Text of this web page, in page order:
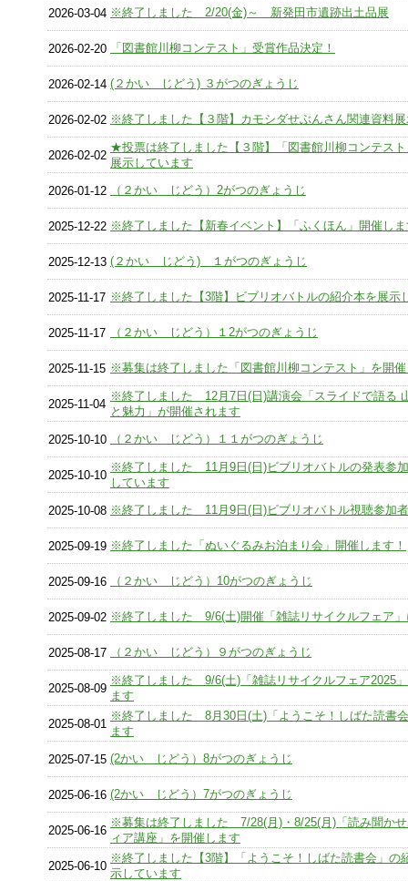
2026-03-04 ※終了しました 2/20(金)～ 新発田市遺跡出土品展
2026-02-20 「図書館川柳コンテスト」受賞作品決定！
2026-02-14 (２かい じどう) ３がつのぎょうじ
2026-02-02 ※終了しました【３階】カモシダせぶんさん関連資料
2026-02-02
★投票は終了しました【３階】「図書館川柳コンテス
展示しています
2026-01-12 （２かい じどう）2がつのぎょうじ
2025-12-22 ※終了しました【新春イベント】「ふくほん」開催し
2025-12-13 (２かい じどう) １がつのぎょうじ
2025-11-17 ※終了しました【3階】ビブリオバトルの紹介本を展示
2025-11-17 （２かい じどう）１2がつのぎょうじ
2025-11-15 ※募集は終了しました「図書館川柳コンテスト」を開
2025-11-04
※終了しました 12月7日(日)講演会「スライドで語る
と魅力」が開催されます
2025-10-10 （２かい じどう）１１がつのぎょうじ
2025-10-10
※終了しました 11月9日(日)ビブリオバトルの発表参
しています
2025-10-08 ※終了しました 11月9日(日)ビブリオバトル視聴参加
2025-09-19 ※終了しました「ぬいぐるみお泊まり会」開催します！
2025-09-16 （２かい じどう）10がつのぎょうじ
2025-09-02 ※終了しました 9/6(土)開催「雑誌リサイクルフェア」
2025-08-17 （２かい じどう）９がつのぎょうじ
2025-08-09
※終了しました 9/6(土)「雑誌リサイクルフェア2025
ます
2025-08-01
※終了しました 8月30日(土)「ようこそ！しばた読書
ます
2025-07-15 (2かい じどう）8がつのぎょうじ
2025-06-16 (2かい じどう）7がつのぎょうじ
2025-06-16
※募集は終了しました 7/28(月)・8/25(月)「読み聞か
ィア講座」を開催します
2025-06-10
※終了しました【3階】「ようこそ！しばた読書会」の
示しています